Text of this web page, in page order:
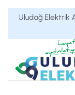
Uludağ Elektrik